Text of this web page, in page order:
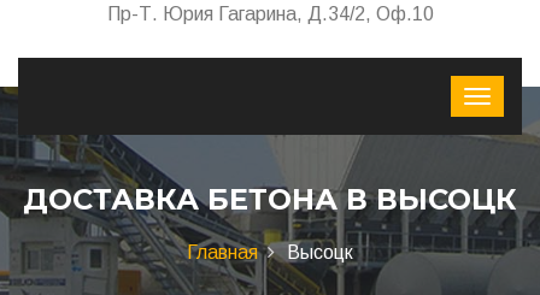
Пр-Т. Юрия Гагарина, Д.34/2, Оф.10
ДОСТАВКА БЕТОНА В ВЫСОЦК
Главная Высоцк